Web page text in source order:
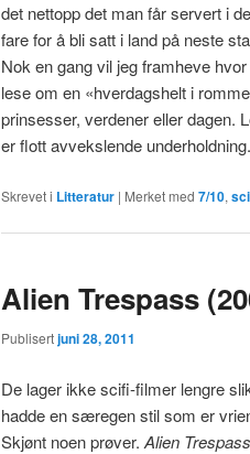
det nettopp det man får servert i
fare for å bli satt i land på neste
Nok en gang vil jeg framheve
lese om en «hverdagshelt i
prinsesser, verdener eller dagen.
er flott avvekslende
Skrevet i Litteratur | Merket med 7/10,
Alien Trespass
Publisertjuni 28, 2011
De lager ikke scifi-filmer lengre
hadde en særegen stil som er
Skjønt noen prøver. Alien Trespass